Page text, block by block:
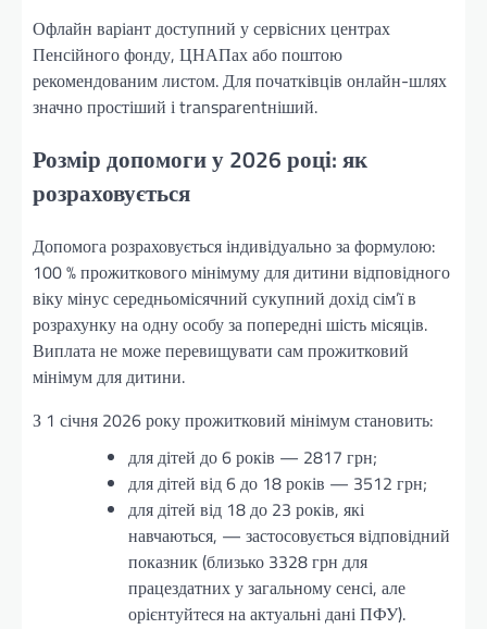
Офлайн варіант доступний у сервісних центрах
Пенсійного фонду, ЦНАПах або поштою
рекомендованим листом. Для початківців онлайн-шлях
значно простіший і transparentніший.
Розмір допомоги у 2026 році: як
розраховується
Допомога розраховується індивідуально за формулою:
100 % прожиткового мінімуму для дитини відповідного
віку мінус середньомісячний сукупний дохід сім’ї в
розрахунку на одну особу за попередні шість місяців.
Виплата не може перевищувати сам прожитковий
мінімум для дитини.
З 1 січня 2026 року прожитковий мінімум становить:
для дітей до 6 років — 2817 грн;
для дітей від 6 до 18 років — 3512 грн;
для дітей від 18 до 23 років, які
навчаються, — застосовується відповідний
показник (близько 3328 грн для
працездатних у загальному сенсі, але
орієнтуйтеся на актуальні дані ПФУ).